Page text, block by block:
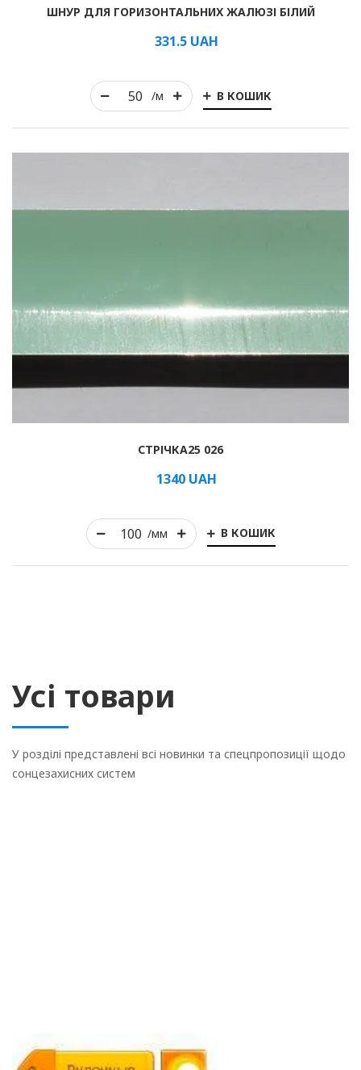
/м В КОШИК
ШНУР ДЛЯ ГОРИЗОНТАЛЬНИХ ЖАЛЮЗІ БІЛИЙ
331.5UAH
/мм В КОШИК
СТРІЧКА25 026
1340UAH
Усі товари
У розділі представлені всі новинки та спецпропозиції щодо
сонцезахисних систем